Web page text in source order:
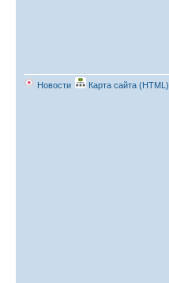
Новости Карта сайта (HTML)